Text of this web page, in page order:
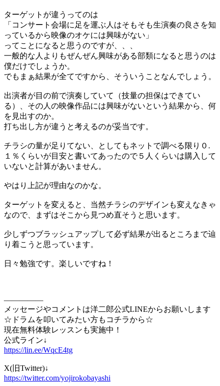
ターゲットが違うってのは
「コンサート会場に足を運ぶ人はそもそも生演奏の良さを知
っているから映像のオケには興味がない」
ってことになると思うのですが、、、
一般的な人よりもぜんぜん興味がある部類になると思うのは
僕だけでしょうか。
でもまぁ結果が全てですから、そういうことなんでしょう。
出演者が目の前で演奏していて（技量の担保はできてい
る）、その人の映像作品には興味がないという結果から、何
を見出すのか。
打ち出し方が違うと考えるのが妥当です。
チラシの量が足りてない、としてもネットで調べる限り０.
１％くらいが目安と書いてあったので５人くらいは購入して
いないと計算があいません。
やはり上記が理由なのかな。
ターゲットを変えると、当然チラシのデザインも変えなきゃ
なので、まずはそこから見つめ直そうと思います。
少しずつブラッシュアップして必ず結果が出るところまで辿
り着こうと思っています。
日々勉強です。楽しいですね！
—————
メッセージやコメントは洋二郎公式LINEからお願いします
☆ドラムを叩いてみたい方もコチラから☆
現在無料体験レッスンも実施中！
公式ライン↓
https://lin.ee/WqcE4tg
X(旧Twitter)↓
https://twitter.com/yojirokobayashi